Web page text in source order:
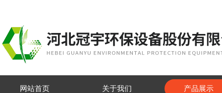
网站首页 关于我们 产品展示